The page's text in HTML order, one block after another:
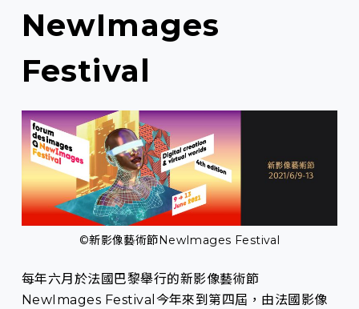
NewImages
Festival
©新影像藝術節NewImages Festival
每年六月於法國巴黎舉行的新影像藝術節
NewImages Festival今年來到第四屆，由法國影像